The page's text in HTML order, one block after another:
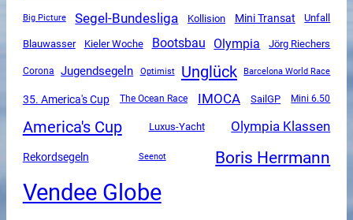
Big Picture Segel-Bundesliga Kollision Mini Transat Unfall
Blauwasser Kieler Woche Bootsbau Olympia Jörg Riechers
Corona Jugendsegeln Optimist Unglück Barcelona World Race
35. America's Cup The Ocean Race IMOCA SailGP Mini 6.50
America's Cup Luxus-Yacht Olympia Klassen
Rekordsegeln Seenot Boris Herrmann
Vendee Globe